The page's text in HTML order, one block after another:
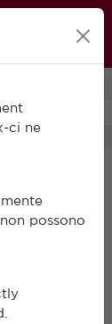
ci ne
possono